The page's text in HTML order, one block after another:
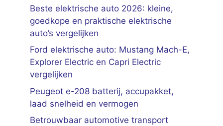
Beste elektrische auto 2026: kleine,
goedkope en praktische elektrische
auto’s vergelijken
Ford elektrische auto: Mustang Mach-E,
Explorer Electric en Capri Electric
vergelijken
Peugeot e-208 batterij, accupakket,
laad snelheid en vermogen
Betrouwbaar automotive transport